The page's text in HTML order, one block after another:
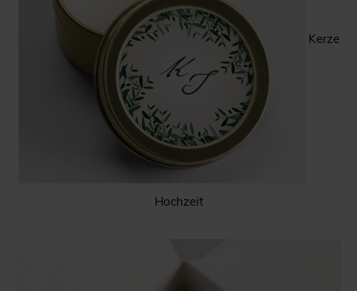
Kerze
Hochzeit